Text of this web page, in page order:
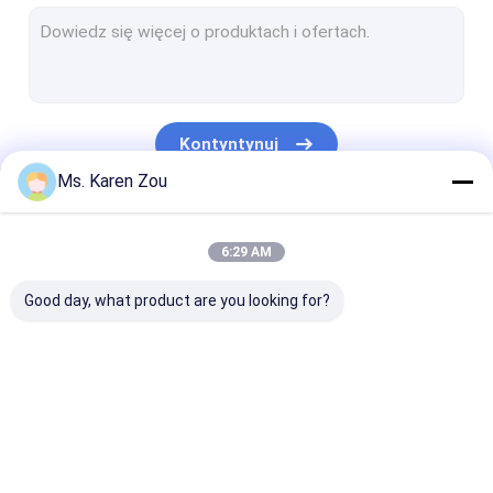
Mobile Light Tower
Kontyntynuj
Ms. Karen Zou
6:29 AM
Good day, what product are you looking for?